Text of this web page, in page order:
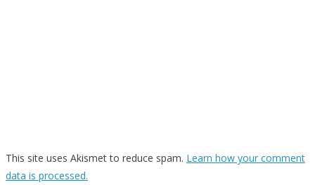
This site uses Akismet to reduce spam. Learn how your comment
data is processed.